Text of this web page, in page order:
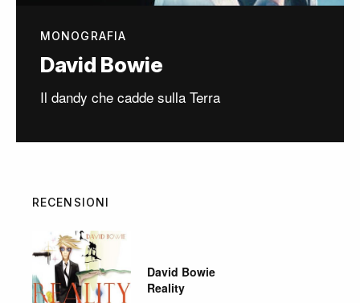
MONOGRAFIA
David Bowie
Il dandy che cadde sulla Terra
RECENSIONI
David Bowie
Reality